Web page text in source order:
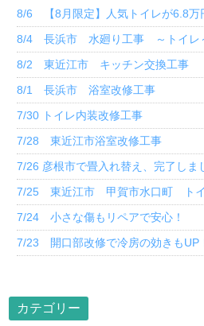
8/6 【8月限定】人気トイレが6.8万
8/4 長浜市 水廻り工事 ～トイレ
8/2 東近江市 キッチン交換工事
8/1 長浜市 浴室改修工事
7/30 トイレ内装改修工事
7/28 東近江市浴室改修工事
7/26 彦根市で畳入れ替え、完了しま
7/25 東近江市 甲賀市水口町 トイ
7/24 小さな傷もリペアで安心！
7/23 開口部改修で冷房の効きもUP
カテゴリー